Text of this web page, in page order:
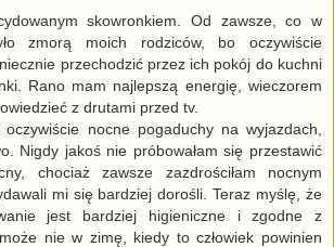
skowronkiem. Od zawsze, co w
zmorą moich rodziców, bo oczywiście
przechodzić przez ich pokój do kuchni
Rano mam najlepszą energię, wieczorem
z drutami przed tv.
oczywiście nocne pogaduchy na wyjazdach,
Nigdy jakoś nie próbowałam się przestawić
chociaż zawsze zazdrościłam nocnym
mi się bardziej dorośli. Teraz myślę, że
jest bardziej higieniczne i zgodne z
nie w zimę, kiedy to człowiek powinien